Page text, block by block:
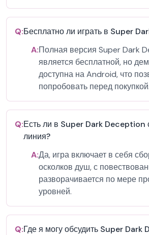
Q:Бесплатно ли играть в Super
A:Полная версия Super Dark
является бесплатной, но
доступна на Android, что
попробовать перед покупкой.
Q:Есть ли в Super Dark Deception
линия?
A:Да, игра включает в себя
осколков душ, с
разворачивается по мере
уровней.
Q:Где я могу обсудить Super Dark